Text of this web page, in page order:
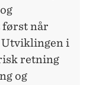
når
i
retning
og